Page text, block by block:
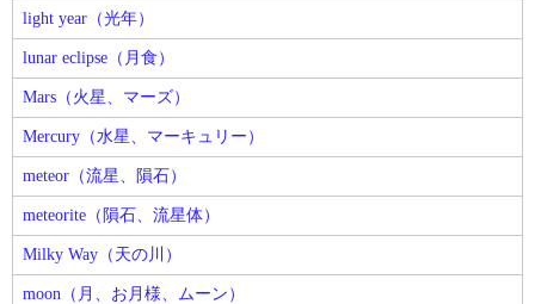
light year（光年）
lunar eclipse（月食）
Mars（火星、マーズ）
Mercury（水星、マーキュリー）
meteor（流星、隕石）
meteorite（隕石、流星体）
Milky Way（天の川）
moon（月、お月様、ムーン）